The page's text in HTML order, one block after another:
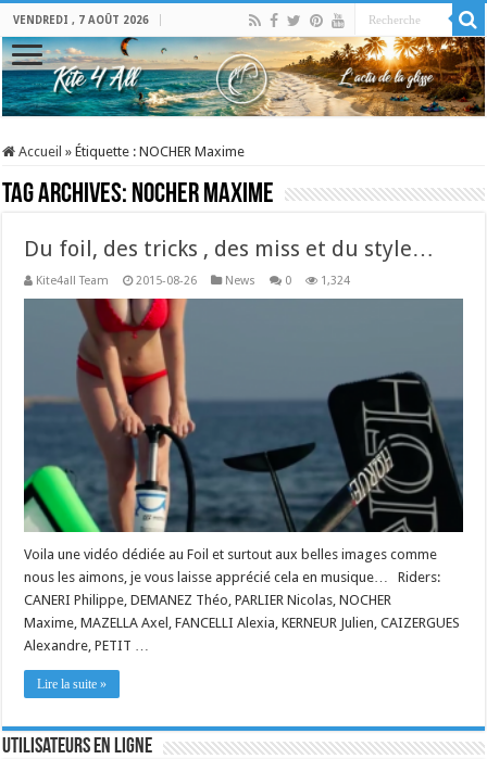
VENDREDI , 7 AOÛT 2026
Accueil » Étiquette :NOCHER Maxime
Tag Archives: NOCHER Maxime
Du foil, des tricks , des miss et du style…
Kite4all Team 2015-08-26 News 0 1,324
Voila une vidéo dédiée au Foil et surtout aux belles images comme
nous les aimons, je vous laisse apprécié cela en musique… Riders:
CANERI Philippe, DEMANEZ Théo, PARLIER Nicolas, NOCHER
Maxime, MAZELLA Axel, FANCELLI Alexia, KERNEUR Julien, CAIZERGUES
Alexandre, PETIT …
Lire la suite »
Utilisateurs en ligne